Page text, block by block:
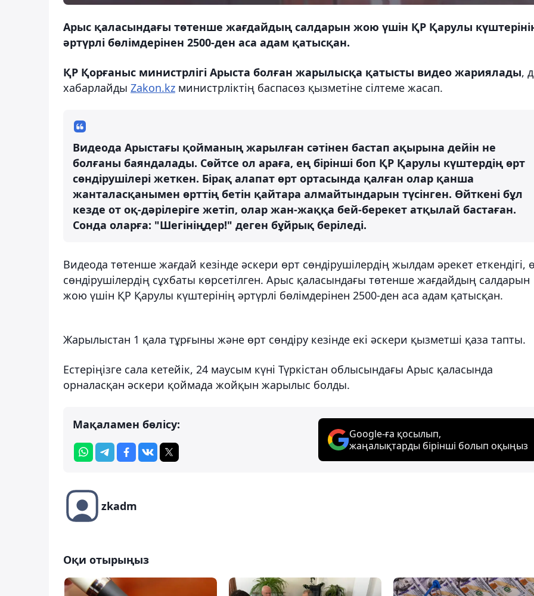
Арыс қаласындағы төтенше жағдайдың салдарын жою үшін ҚР Қарулы
әртүрлі бөлімдерінен 2500-ден аса адам қатысқан.
ҚР Қорғаныс министрлігі Арыста болған жарылысқа қатысты видео жариялады,
хабарлайды Zakon.kz министрліктің баспасөз қызметіне сілтеме жасап.
Видеода Арыстағы қойманың жарылған сәтінен бастап ақырына дейін не
болғаны баяндалады. Сөйтсе ол араға, ең бірінші боп ҚР Қарулы күштердің өрт
сөндірушілері жеткен. Бірақ алапат өрт ортасында қалған олар қанша
жанталасқанымен өрттің бетін қайтара алмайтындарын түсінген. Өйткені бұл
кезде от оқ-дәрілеріге жетіп, олар жан-жаққа бей-берекет атқылай бастаған.
Сонда оларға: "Шегініңдер!" деген бұйрық беріледі.
Видеода төтенше жағдай кезінде әскери өрт сөндірушілердің жылдам әрекет еткендігі,
сөндірушілердің сұхбаты көрсетілген. Арыс қаласындағы төтенше жағдайдың салдарын
жою үшін ҚР Қарулы күштерінің әртүрлі бөлімдерінен 2500-ден аса адам қатысқан.
Жарылыстан 1 қала тұрғыны және өрт сөндіру кезінде екі әскери қызметші қаза тапты.
Естеріңізге сала кетейік, 24 маусым күні Түркістан облысындағы Арыс қаласында
орналасқан әскери қоймада жойқын жарылыс болды.
Мақаламен бөлісу:
Google-ға қосылып,
жаңалықтарды бірінші болып оқыңыз
zkadm
Оқи отырыңыз